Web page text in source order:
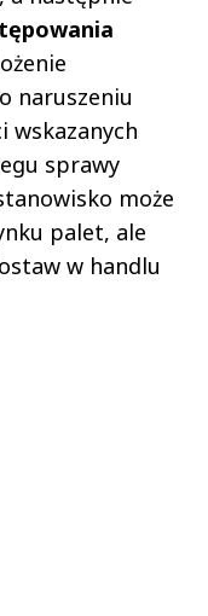
naruszeniu
wskazanych
sprawy
może
palet, ale
w handlu